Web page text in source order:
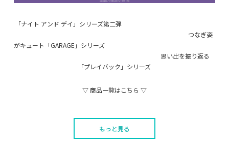
「ナイト アンド デイ」シリーズ第二弾
つなぎ姿
がキュート「GARAGE」シリーズ
思い出を振り返る
「プレイバック」シリーズ
▽ 商品一覧はこちら ▽
もっと見る